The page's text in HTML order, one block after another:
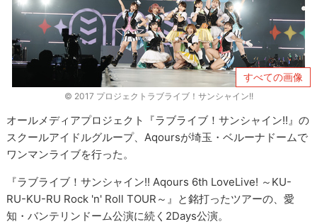
すべての画像
© 2017 プロジェクトラブライブ！サンシャイン!!
オールメディアプロジェクト『ラブライブ！サンシャイン!!』の
スクールアイドルグループ、Aqoursが埼玉・ベルーナドームで
ワンマンライブを行った。
『ラブライブ！サンシャイン!! Aqours 6th LoveLive! ～KU-
RU-KU-RU Rock 'n' Roll TOUR～』と銘打ったツアーの、愛
知・バンテリンドーム公演に続く2Days公演。